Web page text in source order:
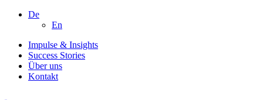
De
En
Impulse & Insights
Success Stories
Über uns
Kontakt